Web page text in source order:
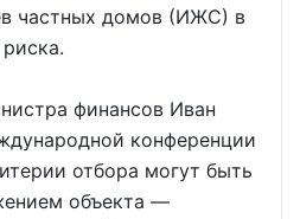
частных домов (ИЖС) в
финансов Иван
конференции
отбора могут быть
объекта —